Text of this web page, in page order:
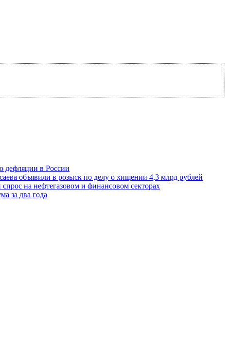
дефляции в России
объявили в розыск по делу о хищении 4,3 млрд рублей
на нефтегазовом и финансовом секторах
за два года